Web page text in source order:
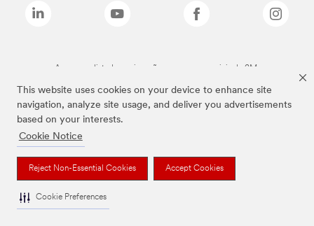
This website uses cookies on your device to enhance site
navigation, analyze site usage, and deliver you advertisements
based on your interests.
Cookie Notice
Reject Non-Essential Cookies Accept Cookies
Cookie Preferences
As marcas listadas a cima são marcas comerciais da 3M.